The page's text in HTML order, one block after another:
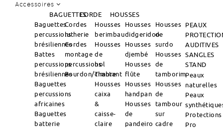
Accessoires
BAGUETTESCORDE
HOUSSES
Baguettes
percussions
brésiliennes
Battes
percussions
brésiliennes
Baguettes
percussions
africaines
Baguettes
batterie
Cordes
lutherie
Cordes
montage
percussions
Bourdon/Timbre
Housses
berimbau
Housses
de
bol
chantant
Housses
caixa
&
caisse-
claire
Housses
didgeridoo
Housses
djembé
Housses
flûte
Housses
handpan
Housses
de
pandeiro
Housses
de
surdo
Housses
de
tamborim
Housses
de
tambour
sur
cadre
PEAUX
AUDITIVES
SANGLES
STAND
Peaux
naturelles
Peaux
Protections
Pro